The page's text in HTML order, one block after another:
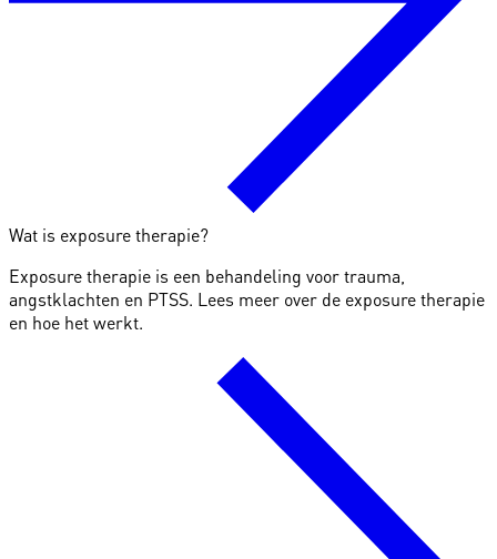
Wat is exposure therapie?
Exposure therapie is een behandeling voor trauma,
angstklachten en PTSS. Lees meer over de exposure therapie
en hoe het werkt.